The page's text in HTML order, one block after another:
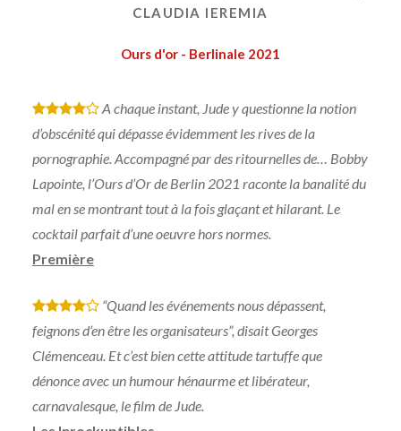
CLAUDIA IEREMIA
Ours d'or - Berlinale 2021
* * * *
A chaque instant, Jude y questionne la notion
d’obscénité qui dépasse évidemment les rives de la
pornographie. Accompagné par des ritournelles de… Bobby
Lapointe, l’Ours d’Or de Berlin 2021 raconte la banalité du
mal en se montrant tout à la fois glaçant et hilarant. Le
cocktail parfait d’une oeuvre hors normes.
Première
* * * *
“Quand les événements nous dépassent,
feignons d’en être les organisateurs”, disait Georges
Clémenceau. Et c’est bien cette attitude tartuffe que
dénonce avec un humour hénaurme et libérateur,
carnavalesque, le film de Jude.